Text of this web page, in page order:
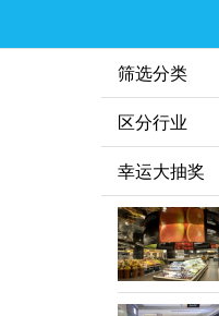
筛选分类
区分行业